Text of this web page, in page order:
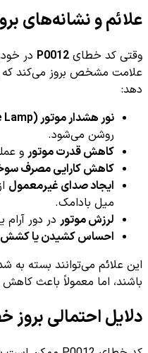
علائم و نشانه‌های
وقتی کد خطای P0012 در
علامت مشخص بروز می‌کند که
دهد:
نور هشدار موتور (Check Engine Lamp)
روشن می‌شود.
کاهش قدرت موتور و
کاهش کارایی مصرف
ایجاد صدای غیرمعمول
میل بادامک.
لرزش موتور در دور
احساس کشیدن یا کشش
این علائم می‌توانند بسته
باشند، اما معمولاً باعث
دلایل احتمالی بروز